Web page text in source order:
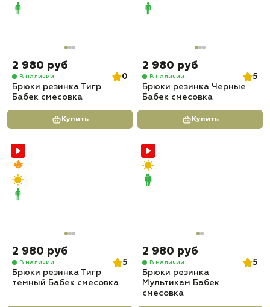
2 980 руб
В наличии
0
Брюки резинка Тигр
Бабек смесовка
Купить
2 980 руб
В наличии
5
Брюки резинка Черные
Бабек смесовка
Купить
2 980 руб
В наличии
5
Брюки резинка Тигр
темный Бабек смесовка
2 980 руб
В наличии
5
Брюки резинка
Мультикам Бабек
смесовка